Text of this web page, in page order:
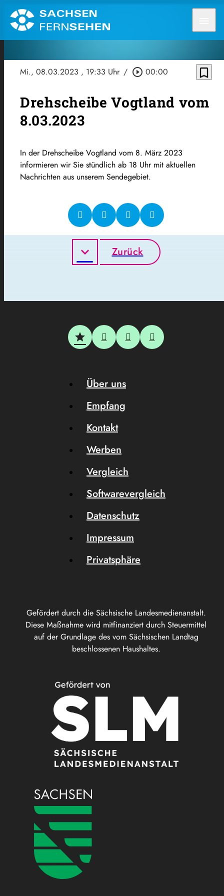
Mi., 08.03.2023 , 19:33 Uhr / play_circle_outline 00:00 bookmark_border
Drehscheibe Vogtland vom
8.03.2023
In der Drehscheibe Vogtland vom 8. März 2023
informieren wir Sie stündlich ab 18 Uhr mit aktuellen
Nachrichten aus unserem Sendegebiet.
Zurück
Gefördert durch die Sächsische Landesmedienanstalt.
Diese Maßnahme wird mitfinanziert durch Steuermittel
auf der Grundlage des vom Sächsischen Landtag
beschlossenen Haushaltes.
Über uns
Empfang
Kontakt
Werben
Vergleich
Softwarevergleich
Datenschutz
Impressum
Privatsphäre